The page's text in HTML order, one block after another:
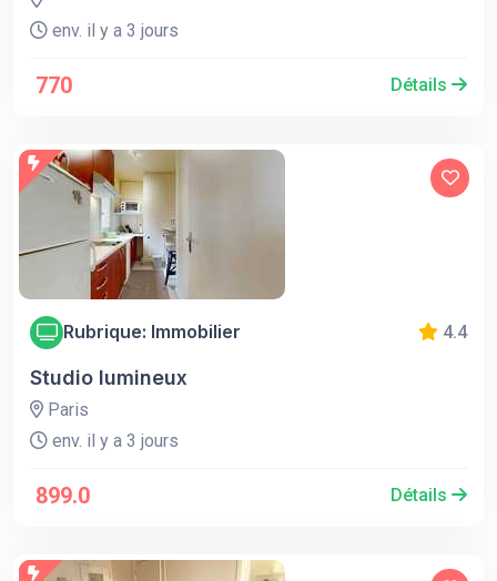
env. il y a 3 jours
770 Détails
Rubrique: Immobilier 4.4
Studio lumineux
Paris
env. il y a 3 jours
899.0 Détails